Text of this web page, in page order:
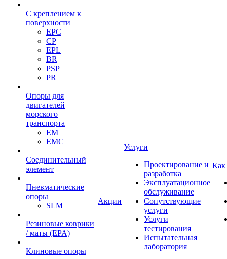
С креплением к
поверхности
EPC
CP
EPL
BR
PSP
PR
Опоры для
двигателей
морского
транспорта
EM
EMC
Cоединительный
элемент
Пневматические
опоры
SLM
Резиновые коврики
/ маты (EPA)
Клиновые опоры
Акции
Услуги
Проектирование и
разработка
Эксплуатационное
обслуживание
Сопутствующие
услуги
Услуги
тестирования
Испытательная
лаборатория
Как